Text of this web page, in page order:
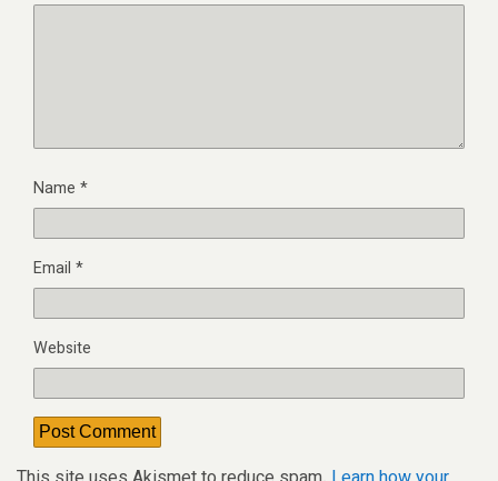
Name *
Email *
Website